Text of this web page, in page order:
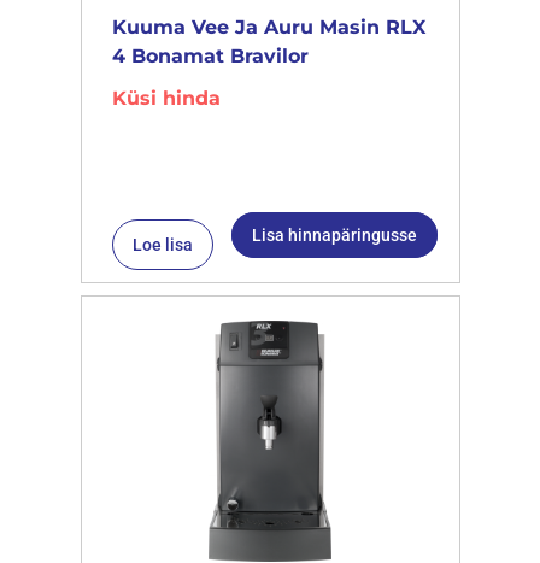
Kuuma Vee Ja Auru Masin RLX
4 Bonamat Bravilor
Küsi hinda
Loe lisa Lisa hinnapäringusse